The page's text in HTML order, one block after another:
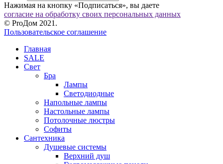
Нажимая на кнопку «Подписаться», вы даете
согласие на обработку своих персональных данных
© ProДом 2021.
Пользовательское соглашение
Главная
SALE
Свет
Бра
Лампы
Светодиодные
Напольные лампы
Настольные лампы
Потолочные люстры
Софиты
Сантехника
Душевые системы
Верхний душ